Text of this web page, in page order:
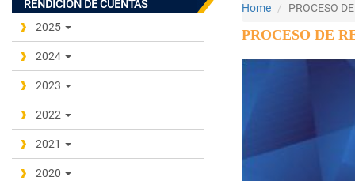
RENDICIÓN DE CUENTAS
2025
2024
2023
2022
2021
2020
Home PROCESO
PROCESO DE